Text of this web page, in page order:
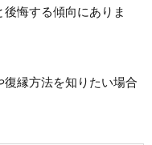
悔する傾向にありま
縁方法を知りたい場合